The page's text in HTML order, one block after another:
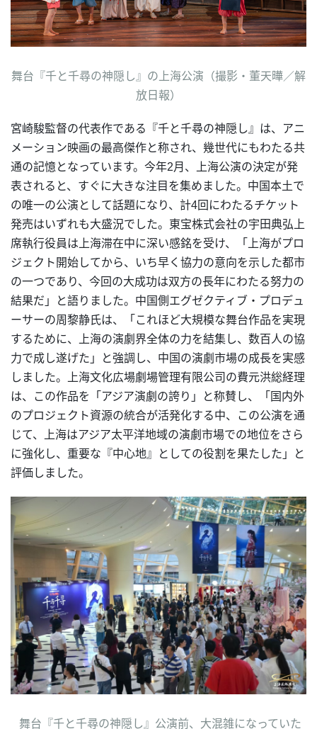
舞台『千と千尋の神隠し』の上海公演（撮影・董天曄／解
放日報）
宮崎駿監督の代表作である『千と千尋の神隠し』は、アニ
メーション映画の最高傑作と称され、幾世代にもわたる共
通の記憶となっています。今年2月、上海公演の決定が発
表されると、すぐに大きな注目を集めました。中国本土で
の唯一の公演として話題になり、計4回にわたるチケット
発売はいずれも大盛況でした。東宝株式会社の宇田典弘上
席執行役員は上海滞在中に深い感銘を受け、「上海がプロ
ジェクト開始してから、いち早く協力の意向を示した都市
の一つであり、今回の大成功は双方の長年にわたる努力の
結果だ」と語りました。中国側エグゼクティブ・プロデュ
ーサーの周黎静氏は、「これほど大規模な舞台作品を実現
するために、上海の演劇界全体の力を結集し、数百人の協
力で成し遂げた」と強調し、中国の演劇市場の成長を実感
しました。上海文化広場劇場管理有限公司の費元洪総経理
は、この作品を「アジア演劇の誇り」と称賛し、「国内外
のプロジェクト資源の統合が活発化する中、この公演を通
じて、上海はアジア太平洋地域の演劇市場での地位をさら
に強化し、重要な『中心地』としての役割を果たした」と
評価しました。
舞台『千と千尋の神隠し』公演前、大混雑になっていた